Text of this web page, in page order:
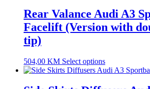
Rear Valance Audi A3
Facelift (Version with
tip)
504,00 KM Select options